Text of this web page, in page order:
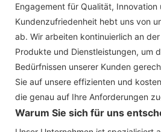
Engagement für Qualität, Innovation
Kundenzufriedenheit hebt uns von
ab. Wir arbeiten kontinuierlich an
Produkte und Dienstleistungen, um
Bedürfnissen unserer Kunden
Sie auf unsere effizienten und
die genau auf Ihre Anforderungen
Warum Sie sich für uns